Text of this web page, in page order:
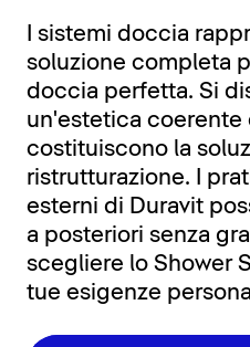
I sistemi doccia
soluzione completa
doccia perfetta. Si
un'estetica coerente
costituiscono la
ristrutturazione. I
esterni di Duravit
a posteriori senza
scegliere lo Shower
tue esigenze